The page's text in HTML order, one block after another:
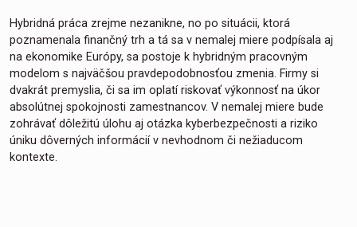
Hybridná práca zrejme nezanikne, no po situácii, ktorá
poznamenala finančný trh a tá sa v nemalej miere podpísala aj
na ekonomike Európy, sa postoje k hybridným pracovným
modelom s najväčšou pravdepodobnosťou zmenia. Firmy si
dvakrát premyslia, či sa im oplatí riskovať výkonnosť na úkor
absolútnej spokojnosti zamestnancov. V nemalej miere bude
zohrávať dôležitú úlohu aj otázka kyberbezpečnosti a riziko
úniku dôverných informácií v nevhodnom či nežiaducom
kontexte.